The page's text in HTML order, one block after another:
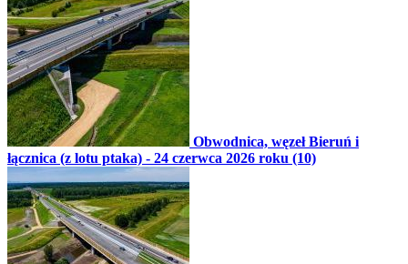
Obwodnica, węzeł Bieruń i
łącznica (z lotu ptaka) - 24 czerwca 2026 roku (10)